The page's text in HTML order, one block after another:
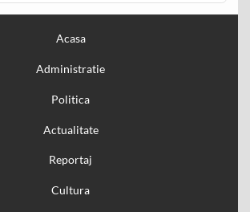
Acasa
Administratie
Politica
Actualitate
Reportaj
Cultura